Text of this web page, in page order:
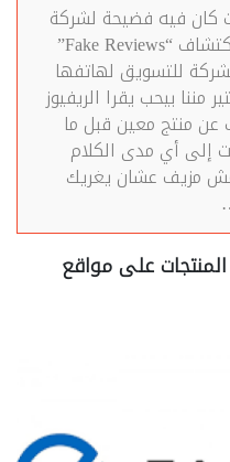
كان فيه فضيحة لشركة
هواوي الصينية بعد اكتشاف “Fake Reviews”
للتسويق لهاتفها
– كتير مننا بيحب يقرا الريفيوز
عن منتج معين قبل ما
إلى أي مدى الكلام
مزيف عشان يغريك
إزاي أعرف مدى صحة Reviews المنتجات على مواقع